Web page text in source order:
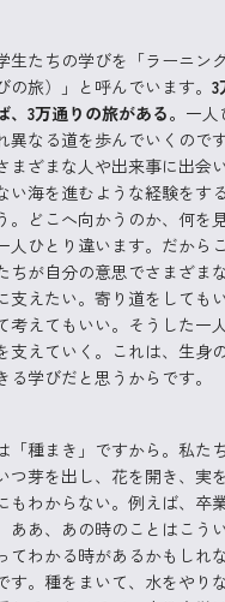
生たちの学びを「ラーニン
の旅）」と呼んでいます。 3
、3万通りの旅がある。 一人
異なる道を歩んでいくので
まざまな人や出来事に出会
い海を進むような経験をす
。どこへ向かうのか、何を
人ひとり違います。だから
ちが自分の意思でさまざま
支えたい。寄り道をしても
考えてもいい。そうした一
支えていく。これは、生身
る学びだと思うからです。
「種まき」ですから。私た
つ芽を出し、花を開き、実
もわからない。例えば、卒
ああ、あの時のことはこう
てわかる時があるかもしれ
す。種をまいて、水をやり